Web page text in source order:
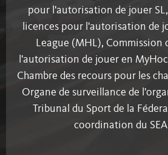
pour l'autorisation de jouer
licences pour l'autorisation de
League (MHL), Commission
l'autorisation de jouer en
Chambre des recours pour les
Organe de surveillance de
Tribunal du Sport de la
coordination du